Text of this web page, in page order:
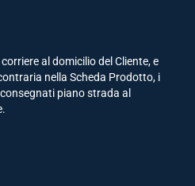
al domicilio del Cliente, e
nella Scheda Prodotto, i
piano strada al